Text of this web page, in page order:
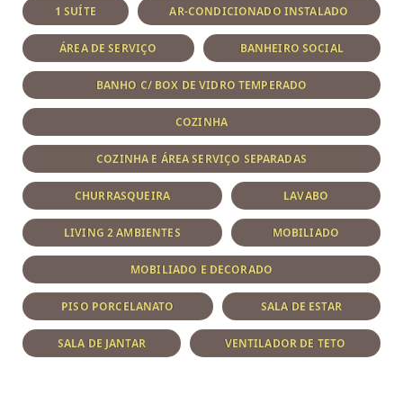
1 SUÍTE AR-CONDICIONADO INSTALADO
ÁREA DE SERVIÇO BANHEIRO SOCIAL
BANHO C/ BOX DE VIDRO TEMPERADO
COZINHA
COZINHA E ÁREA SERVIÇO SEPARADAS
CHURRASQUEIRA LAVABO
LIVING 2 AMBIENTES MOBILIADO
MOBILIADO E DECORADO
PISO PORCELANATO SALA DE ESTAR
SALA DE JANTAR VENTILADOR DE TETO